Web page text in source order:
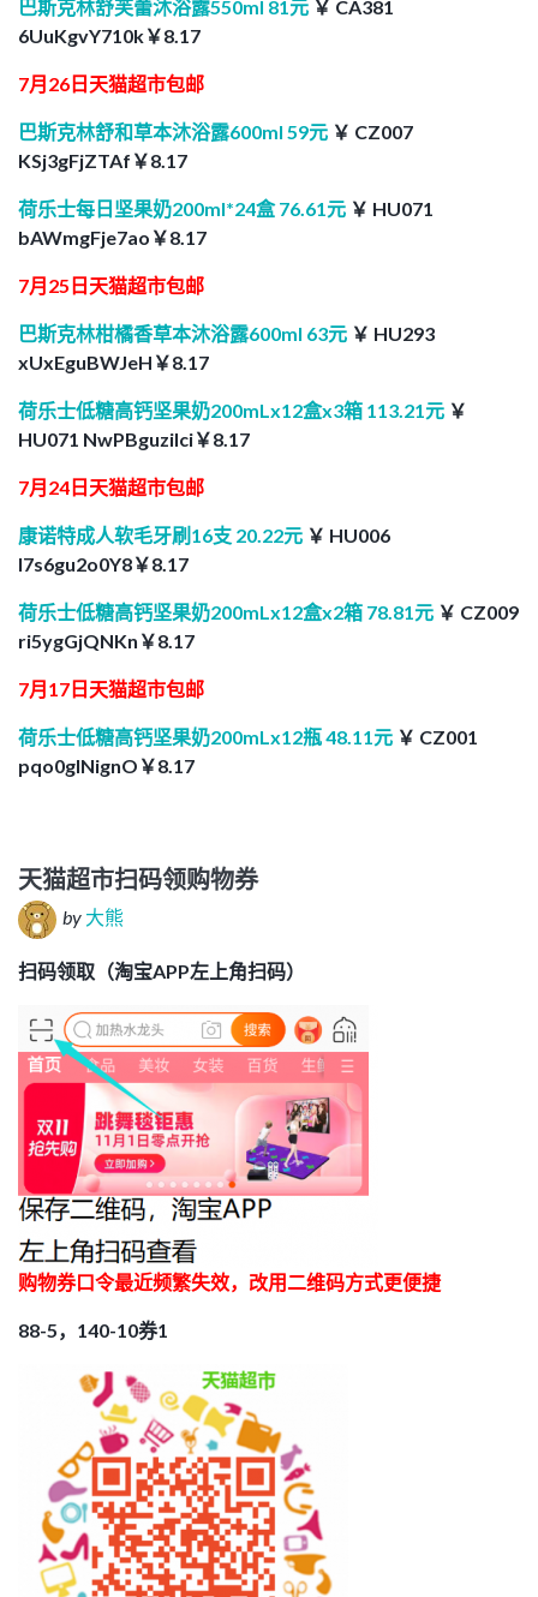
巴斯克林舒芙蕾沐浴露550ml 81元 ￥ CA381
6UuKgvY710k￥8.17
7月26日天猫超市包邮
巴斯克林舒和草本沐浴露600ml 59元 ￥ CZ007
KSj3gFjZTAf￥8.17
荷乐士每日坚果奶200ml*24盒 76.61元 ￥ HU071
bAWmgFje7ao￥8.17
7月25日天猫超市包邮
巴斯克林柑橘香草本沐浴露600ml 63元 ￥ HU293
xUxEguBWJeH￥8.17
荷乐士低糖高钙坚果奶200mLx12盒x3箱 113.21元 ￥
HU071 NwPBguziIci￥8.17
7月24日天猫超市包邮
康诺特成人软毛牙刷16支 20.22元 ￥ HU006
I7s6gu2o0Y8￥8.17
荷乐士低糖高钙坚果奶200mLx12盒x2箱 78.81元 ￥ CZ009
ri5ygGjQNKn￥8.17
7月17日天猫超市包邮
荷乐士低糖高钙坚果奶200mLx12瓶 48.11元 ￥ CZ001
pqo0gINignO￥8.17
天猫超市扫码领购物券
by 大熊
扫码领取（淘宝APP左上角扫码）
购物券口令最近频繁失效，改用二维码方式更便捷
88-5，140-10券1